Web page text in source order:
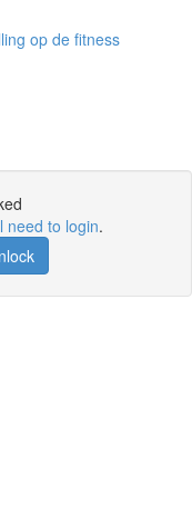
op de fitness
need to login.